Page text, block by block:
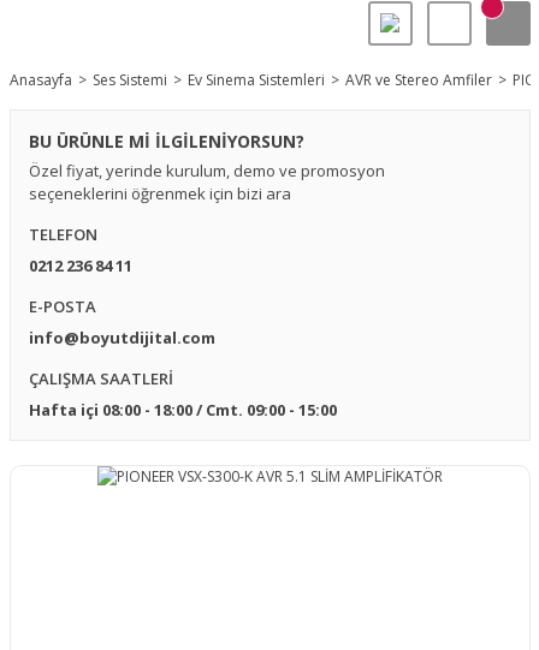
Anasayfa Ses Sistemi Ev Sinema Sistemleri AVR ve Stereo Amfiler
BU ÜRÜNLE Mİ İLGİLENİYORSUN?
Özel fiyat, yerinde kurulum, demo ve promosyon
seçeneklerini öğrenmek için bizi ara
TELEFON
0212 236 84 11
E-POSTA
info@boyutdijital.com
ÇALIŞMA SAATLERİ
Hafta içi 08:00 - 18:00 / Cmt. 09:00 - 15:00